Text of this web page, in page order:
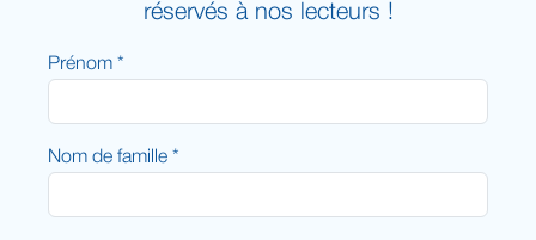
réservés à nos lecteurs !
Prénom *
Nom de famille *